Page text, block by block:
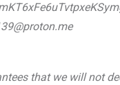
that we will not